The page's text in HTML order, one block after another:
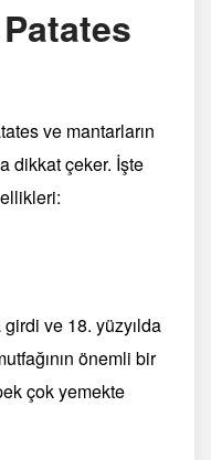
ve mantarların
dikkat çeker. İşte
ve 18. yüzyılda
önemli bir
çok yemekte